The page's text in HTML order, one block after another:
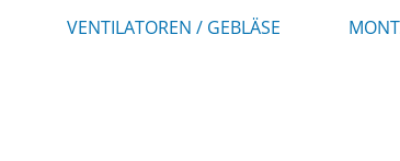
VENTILATOREN / GEBLÄSE